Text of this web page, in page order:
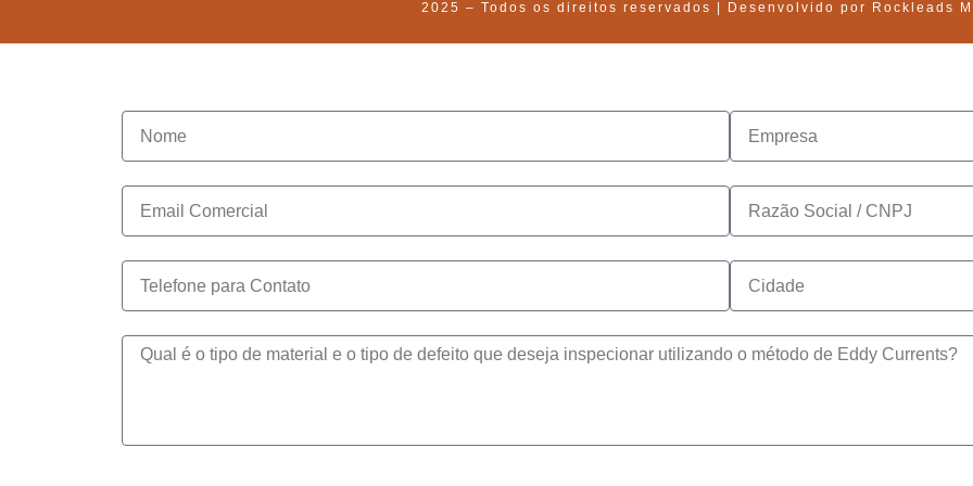
2025 – Todos os direitos reservados | Desenvolvido por Rockleads